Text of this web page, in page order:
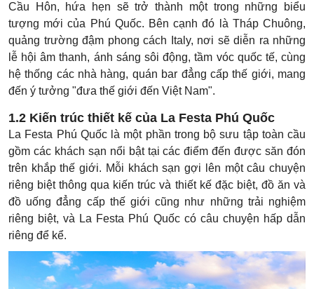
Cầu Hôn, hứa hẹn sẽ trở thành một trong những biểu
tượng mới của Phú Quốc. Bên cạnh đó là Tháp Chuông,
quảng trường đậm phong cách Italy, nơi sẽ diễn ra những
lễ hội âm thanh, ánh sáng sôi động, tầm vóc quốc tế, cùng
hệ thống các nhà hàng, quán bar đẳng cấp thế giới, mang
đến ý tưởng "đưa thế giới đến Việt Nam".
1.2 Kiến trúc thiết kế của La Festa Phú Quốc
La Festa Phú Quốc là một phần trong bộ sưu tập toàn cầu
gồm các khách sạn nổi bật tại các điểm đến được săn đón
trên khắp thế giới. Mỗi khách sạn gợi lên một câu chuyện
riêng biệt thông qua kiến trúc và thiết kế đặc biệt, đồ ăn và
đồ uống đẳng cấp thế giới cũng như những trải nghiệm
riêng biệt, và La Festa Phú Quốc có câu chuyện hấp dẫn
riêng để kể.